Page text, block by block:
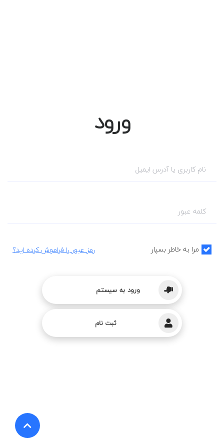
ورود
نام کاربری یا آدرس ایمیل
کلمه عبور
مرا به خاطر بسپار رمز عبور را فراموش کرده اید؟
ورود به سیستم
ثبت نام